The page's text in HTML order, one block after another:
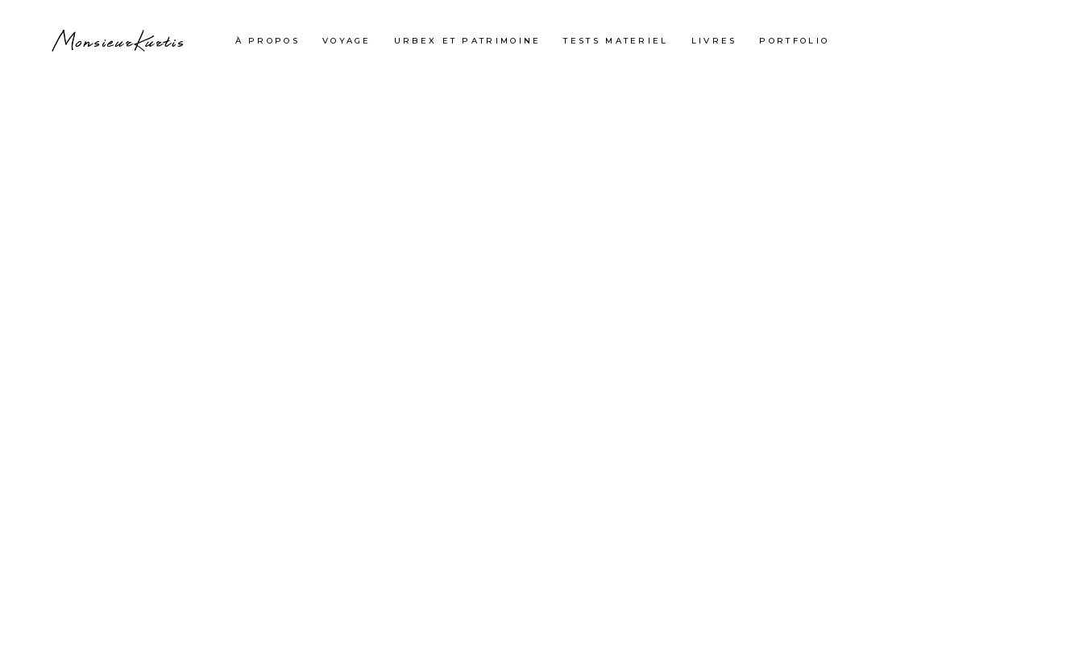
À PROPOS VOYAGE URBEX ET PATRIMOINE TESTS MATERIEL LIVRES PORTFOLIO